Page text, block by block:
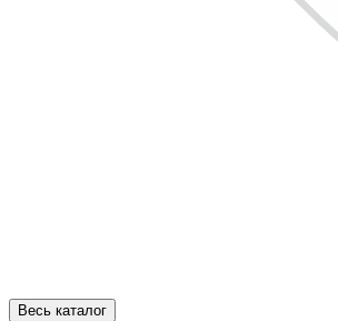
Весь каталог